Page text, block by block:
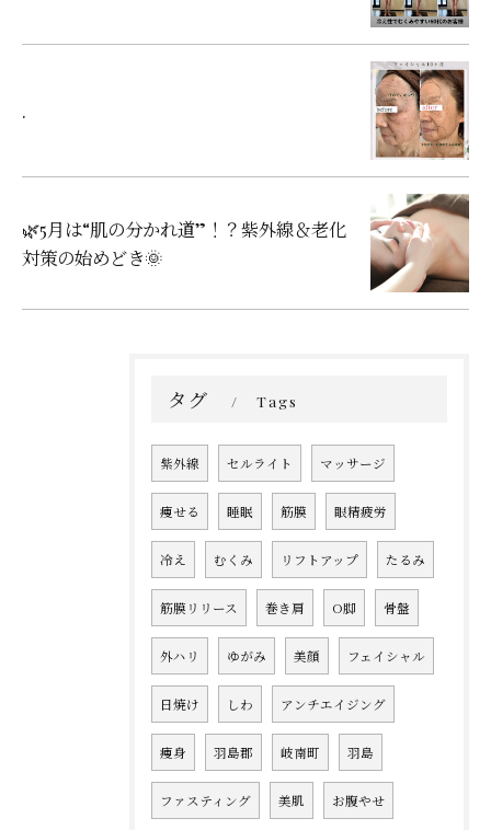
.
🌿5月は“肌の分かれ道”！？紫外線＆老化
対策の始めどき🌞
タグ Tags
紫外線 セルライト マッサージ
痩せる 睡眠 筋膜 眼精疲労
冷え むくみ リフトアップ たるみ
筋膜リリース 巻き肩 O脚 骨盤
外ハリ ゆがみ 美顔 フェイシャル
日焼け しわ アンチエイジング
痩身 羽島郡 岐南町 羽島
ファスティング 美肌 お腹やせ